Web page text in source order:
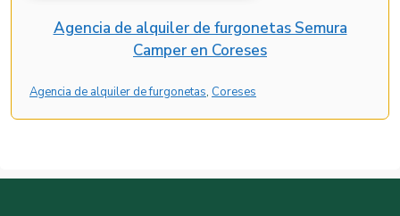
Agencia de alquiler de furgonetas Semura
Camper en Coreses
Agencia de alquiler de furgonetas, Coreses